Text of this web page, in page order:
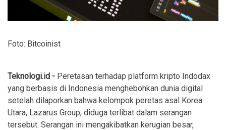
Foto: Bitcoinist
Teknologi.id - Peretasan terhadap platform kripto Indodax
yang berbasis di Indonesia menghebohkan dunia digital
setelah dilaporkan bahwa kelompok peretas asal Korea
Utara, Lazarus Group, diduga terlibat dalam serangan
tersebut. Serangan ini mengakibatkan kerugian besar,